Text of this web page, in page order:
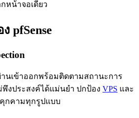
หน้าจอเดียว
pfSense
นเข้าออกพร้อมติดตามสถานะการ
พึงประสงค์ได้แม่นยำ ปกป้อง VPS และ
กคามทุกรูปแบบ